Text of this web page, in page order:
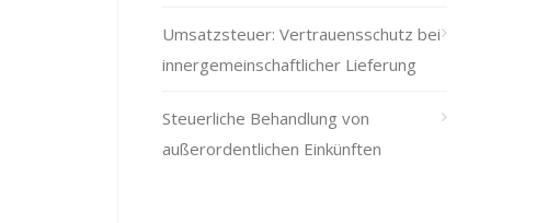
Umsatzsteuer: Vertrauensschutz bei
innergemeinschaftlicher Lieferung
Steuerliche Behandlung von
außerordentlichen Einkünften